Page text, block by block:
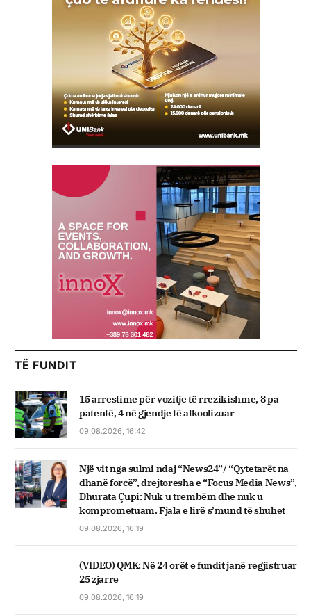
TË FUNDIT
15 arrestime për vozitje të rrezikishme, 8 pa
patentë, 4 në gjendje të alkoolizuar
09.08.2026, 16:42
Një vit nga sulmi ndaj “News24”/ “Qytetarët na
dhanë forcë”, drejtoresha e “Focus Media News”,
Dhurata Çupi: Nuk u trembëm dhe nuk u
komprometuam. Fjala e lirë s’mund të shuhet
09.08.2026, 16:19
(VIDEO) QMK: Në 24 orët e fundit janë regjistruar
25 zjarre
09.08.2026, 16:19